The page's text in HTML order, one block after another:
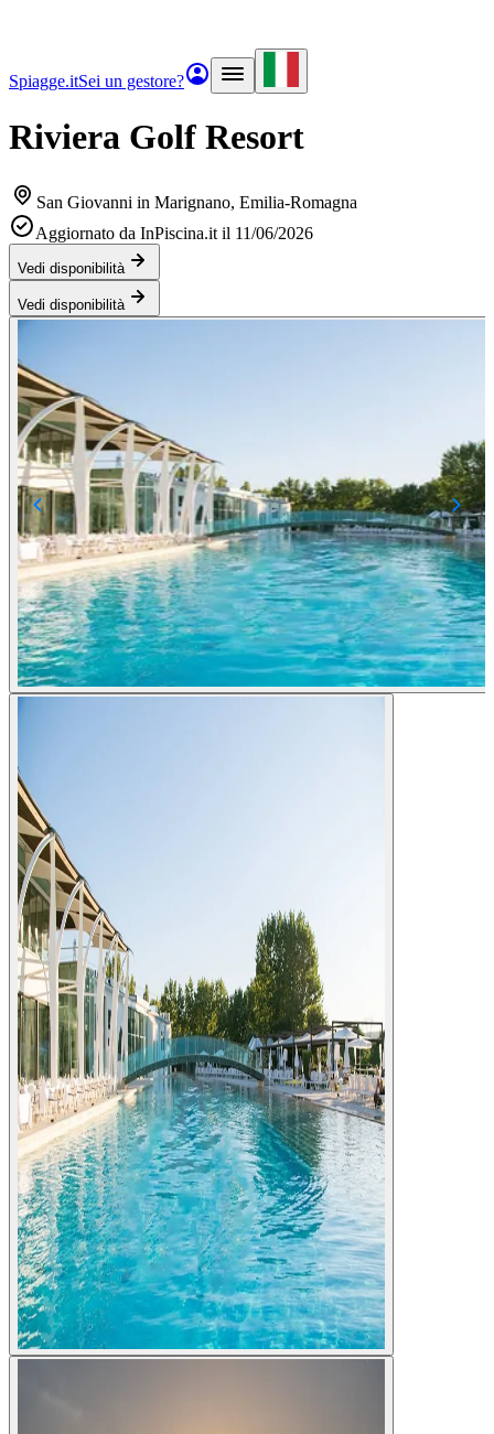
Spiagge.itSei un gestore?
Riviera Golf Resort
San Giovanni in Marignano, Emilia-Romagna
Aggiornato da InPiscina.it il 11/06/2026
Vedi disponibilità
Vedi disponibilità